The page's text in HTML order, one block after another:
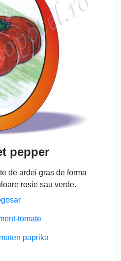
pepper
de ardei gras de forma
rosie sau verde.
tomate
paprika